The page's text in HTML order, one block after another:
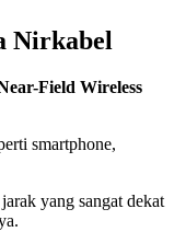
Nirkabel
Field Wireless
smartphone,
yang sangat dekat